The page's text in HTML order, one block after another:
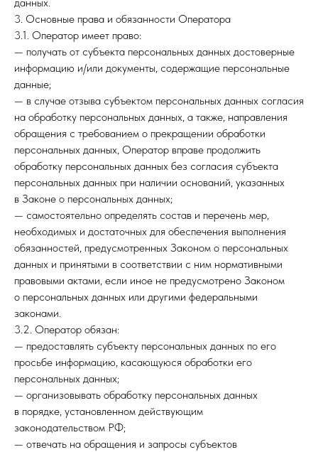
3. Основные права и обязанности Оператора
3.1. Оператор имеет право:
— получать от субъекта персональных данных достоверные
информацию и/или документы, содержащие персональные
данные;
— в случае отзыва субъектом персональных данных согласия
на обработку персональных данных, а также, направления
обращения с требованием о прекращении обработки
персональных данных, Оператор вправе продолжить
обработку персональных данных без согласия субъекта
персональных данных при наличии оснований, указанных
в Законе о персональных данных;
— самостоятельно определять состав и перечень мер,
необходимых и достаточных для обеспечения выполнения
обязанностей, предусмотренных Законом о персональных
данных и принятыми в соответствии с ним нормативными
правовыми актами, если иное не предусмотрено Законом
о персональных данных или другими федеральными
законами.
3.2. Оператор обязан:
— предоставлять субъекту персональных данных по его
просьбе информацию, касающуюся обработки его
персональных данных;
— организовывать обработку персональных данных
в порядке, установленном действующим
законодательством РФ;
— отвечать на обращения и запросы субъектов